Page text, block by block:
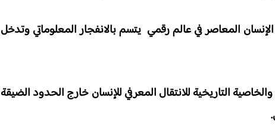
المعاصر في عالم رقمي يتسم بالانفجار المعلوماتي وتدخل
التاريخية للانتقال المعرفي للإنسان خارج الحدود الضيقة